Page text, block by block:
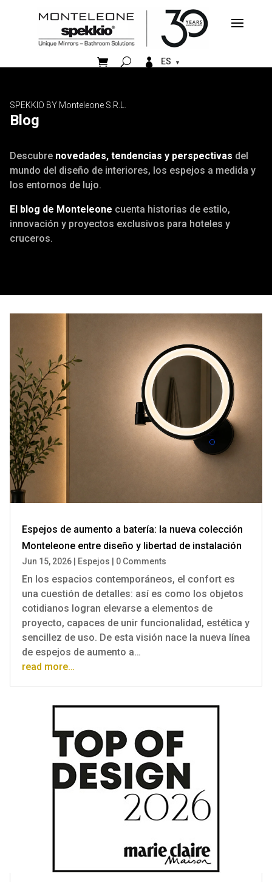
  ES
SPEKKIO BY Monteleone S.R.L.
Blog
Descubre novedades, tendencias y perspectivas del
mundo del diseño de interiores, los espejos a medida y
los entornos de lujo.
El blog de Monteleone cuenta historias de estilo,
innovación y proyectos exclusivos para hoteles y
cruceros.
Espejos de aumento a batería: la nueva colección
Monteleone entre diseño y libertad de instalación
Jun 15, 2026 | Espejos | 0 Comments
En los espacios contemporáneos, el confort es
una cuestión de detalles: así es como los objetos
cotidianos logran elevarse a elementos de
proyecto, capaces de unir funcionalidad, estética y
sencillez de uso. De esta visión nace la nueva línea
de espejos de aumento a…
read more…